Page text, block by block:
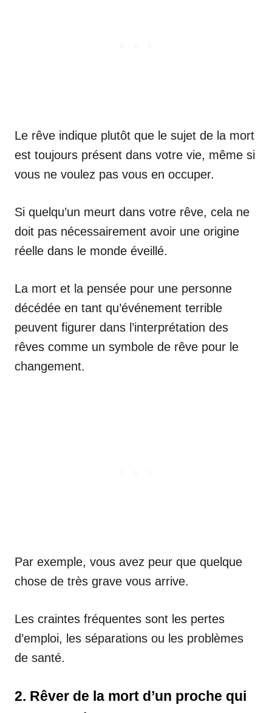
Le rêve indique plutôt que le sujet de la mort
est toujours présent dans votre vie, même si
vous ne voulez pas vous en occuper.
Si quelqu’un meurt dans votre rêve, cela ne
doit pas nécessairement avoir une origine
réelle dans le monde éveillé.
La mort et la pensée pour une personne
décédée en tant qu’événement terrible
peuvent figurer dans l’interprétation des
rêves comme un symbole de rêve pour le
changement.
Par exemple, vous avez peur que quelque
chose de très grave vous arrive.
Les craintes fréquentes sont les pertes
d’emploi, les séparations ou les problèmes
de santé.
2. Rêver de la mort d’un proche qui